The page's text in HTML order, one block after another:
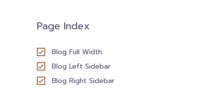
Download
-- หนังสือและเอกสาร
-- กฎหมาย
Page Index
Blog Full Width
Blog Left Sidebar
Blog Right Sidebar